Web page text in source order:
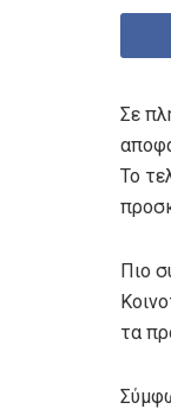
Σε
Το
Πιο
τα